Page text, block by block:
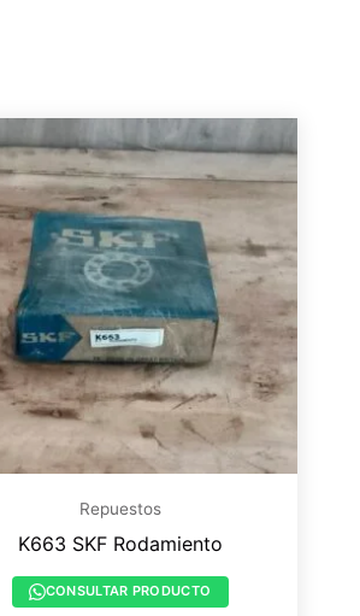
Repuestos
K663 SKF Rodamiento
CONSULTAR PRODUCTO